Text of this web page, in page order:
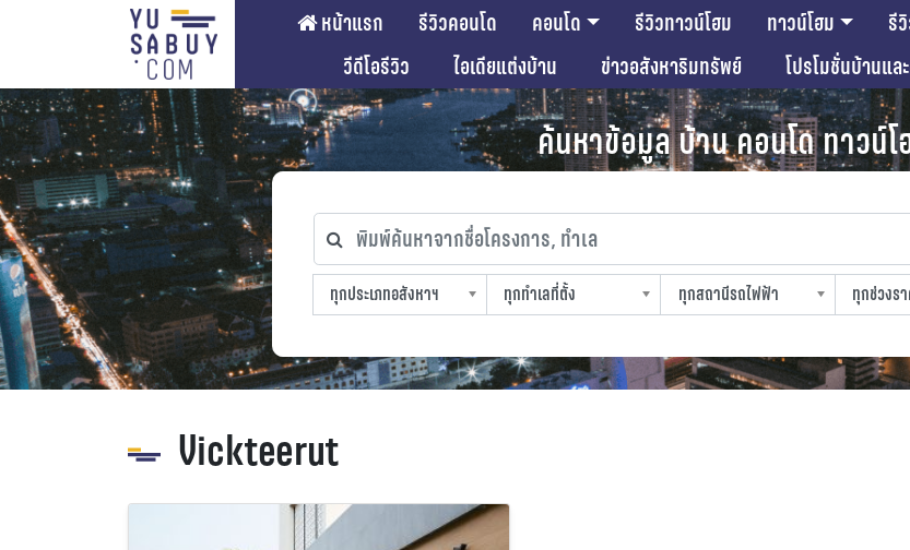
หน้าแรก รีวิวคอนโด คอนโด รีวิวทาวน์โฮม ทาวน์โฮม รี
วีดีโอรีวิว
ไอเดียแต่งบ้าน ข่าวอสังหาริมทรัพย์ โปรโมชั่นบ้านแล
ค้นหาข้อมูล บ้าน คอนโด ทาวน์โ
พิมพ์ค้นหาจากชื่อโครงการ, ทำเล
ทุกประเภทอสังหาฯ
ทุกประเภทอสังหาฯ
ทุกทำเลที่ตั้ง
ทุกทำเลที่ตั้ง
ทุกสถานีรถไฟฟ้า
ทุกสถานีรถไฟฟ้า
ทุกช่วงราคา
ทุกช่วงร
Vickteerut